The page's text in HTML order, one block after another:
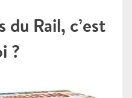
du Rail, c’est
?